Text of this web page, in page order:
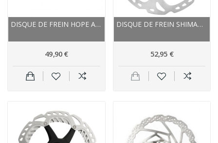
DISQUE DE FREIN HOPE ACIER INOX UNIVERSAL...
49,90 €
DISQUE DE FREIN SHIMANO ÉTOILE ALU SM RT86 ICE...
52,95 €